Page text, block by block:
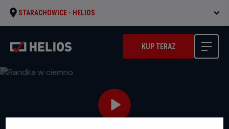
STARACHOWICE - HELIOS
KUP TERAZ